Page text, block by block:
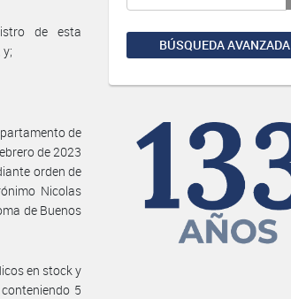
BÚSQUEDA AVANZADA
de esta
de
de 2023
orden de
Nicolas
de Buenos
en stock y
5